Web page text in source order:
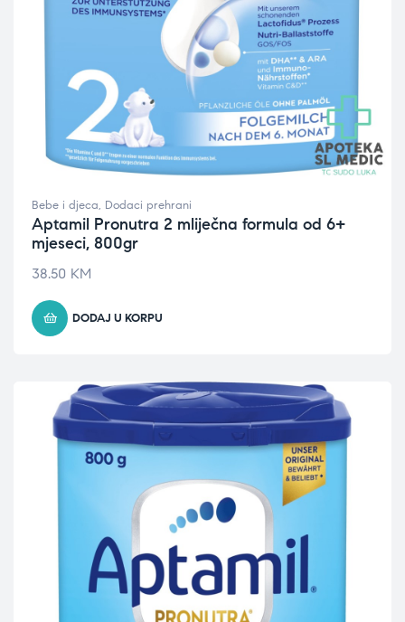
Bebe i djeca, Dodaci prehrani
Aptamil Pronutra 2 mliječna formula od 6+
mjeseci, 800gr
38.50 KM
DODAJ U KORPU